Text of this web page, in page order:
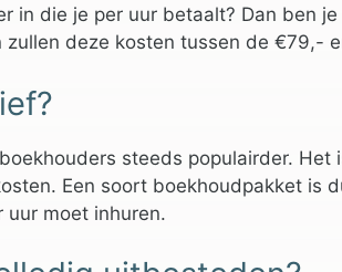
die je per uur betaalt? Dan ben
deze kosten tussen de €79,-
steeds populairder. Het
Een soort boekhoudpakket is
uur moet inhuren.